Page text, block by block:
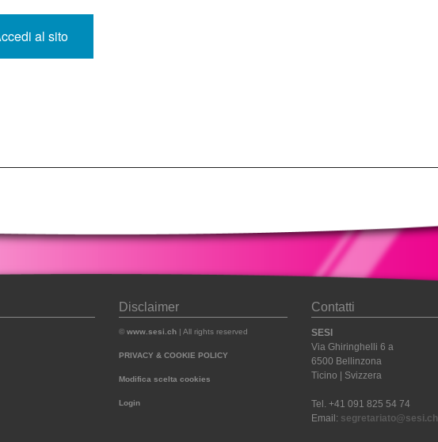
Disclaimer
© www.sesi.ch | All rights reserved
PRIVACY & COOKIE POLICY
Modifica scelta cookies
Login
Contatti
SESI
Via Ghiringhelli 6 a
6500 Bellinzona
Ticino | Svizzera
Tel. +41 091 825 54 74
Email: segretariato@sesi.ch